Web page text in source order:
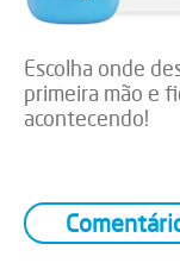
Escolha onde
primeira mão e
acontecendo!